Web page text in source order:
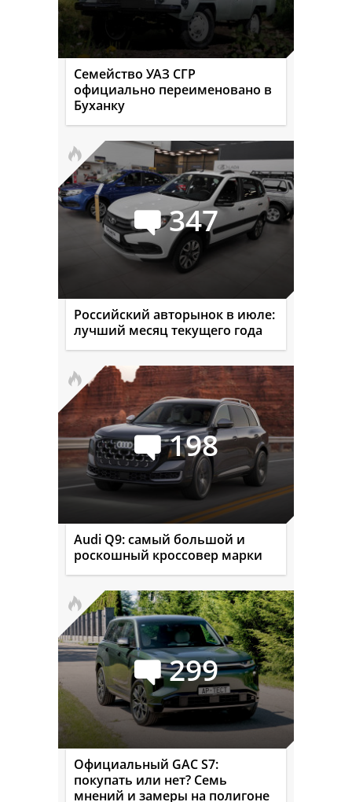
Семейство УАЗ СГР
официально переименовано в
Буханку
347
Российский авторынок в июле:
лучший месяц текущего года
198
Audi Q9: самый большой и
роскошный кроссовер марки
299
Официальный GAC S7:
покупать или нет? Семь
мнений и замеры на полигоне